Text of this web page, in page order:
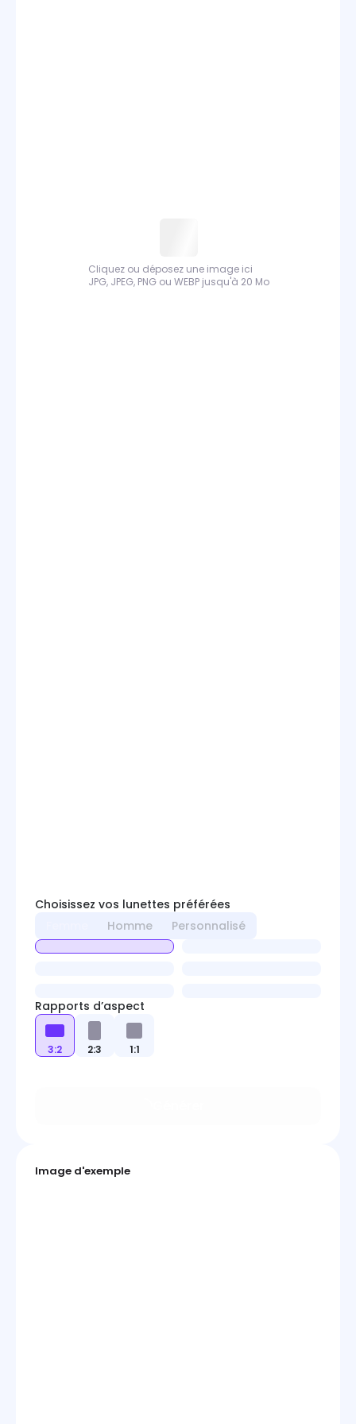
Cliquez ou déposez une image ici
JPG, JPEG, PNG ou WEBP jusqu'à 20 Mo
Choisissez vos lunettes préférées
Homme Personnalisé
Rapports d’aspect
3:2 2:3 1:1
Image d'exemple